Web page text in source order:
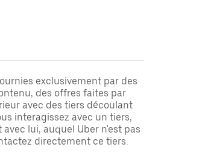
exclusivement par des
des offres faites par
avec des tiers découlant
interagissez avec un tiers,
lui, auquel Uber n'est pas
directement ce tiers.